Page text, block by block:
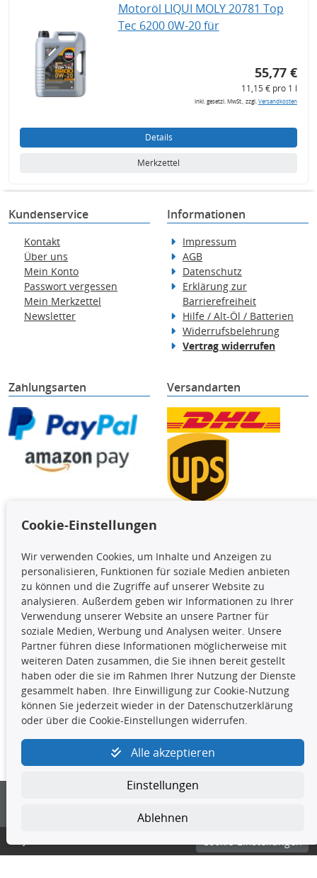
Motoröl LIQUI MOLY 20781 Top
Tec 6200 0W-20 für
55,77 €
11,15 € pro 1 l
inkl. gesetzl. MwSt., zzgl.Versandkosten
Details
Merkzettel
Kundenservice
Kontakt
Über uns
Mein Konto
Passwort vergessen
Mein Merkzettel
Newsletter
Informationen
Impressum
AGB
Datenschutz
Erklärung zur
Barrierefreiheit
Hilfe / Alt-Öl / Batterien
Widerrufsbelehrung
Vertrag widerrufen
Zahlungsarten Versandarten
Die hier angezeigten Daten,
insbesondere die gesamte Datenbank,
dürfen nicht kopiert werden. Es ist zu
unterlassen, die Daten oder die gesamte Datenbank ohne
vorherige Zustimmung TecDocs zu vervielfältigen, zu
verbreiten und/oder diese Handlungen durch Dritte ausführen
zu lassen. Ein Zuwiderhandeln stellt eine
Urheberrechtsverletzung dar und wird verfolgt.
Kontakt
4yourcar GmbH | Avidesweg 1 | 27386 Hemsbünde |
kundenservice@4yourcar.de
Cookie-Einstellungen
Cookie-Einstellungen
Wir verwenden Cookies, um Inhalte und Anzeigen zu
personalisieren, Funktionen für soziale Medien anbieten
zu können und die Zugriffe auf unserer Website zu
analysieren. Außerdem geben wir Informationen zu Ihrer
Verwendung unserer Website an unsere Partner für
soziale Medien, Werbung und Analysen weiter. Unsere
Partner führen diese Informationen möglicherweise mit
weiteren Daten zusammen, die Sie ihnen bereit gestellt
haben oder die sie im Rahmen Ihrer Nutzung der Dienste
gesammelt haben. Ihre Einwilligung zur Cookie-Nutzung
können Sie jederzeit wieder in der Datenschutzerklärung
oder über die Cookie-Einstellungen widerrufen.
Alle akzeptieren
Einstellungen
Ablehnen